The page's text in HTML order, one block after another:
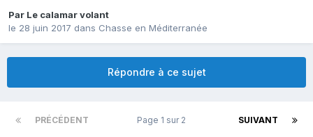
Par Le calamar volant
le 28 juin 2017 dans Chasse en Méditerranée
Répondre à ce sujet
PRÉCÉDENT SUIVANT
Page 1 sur 2